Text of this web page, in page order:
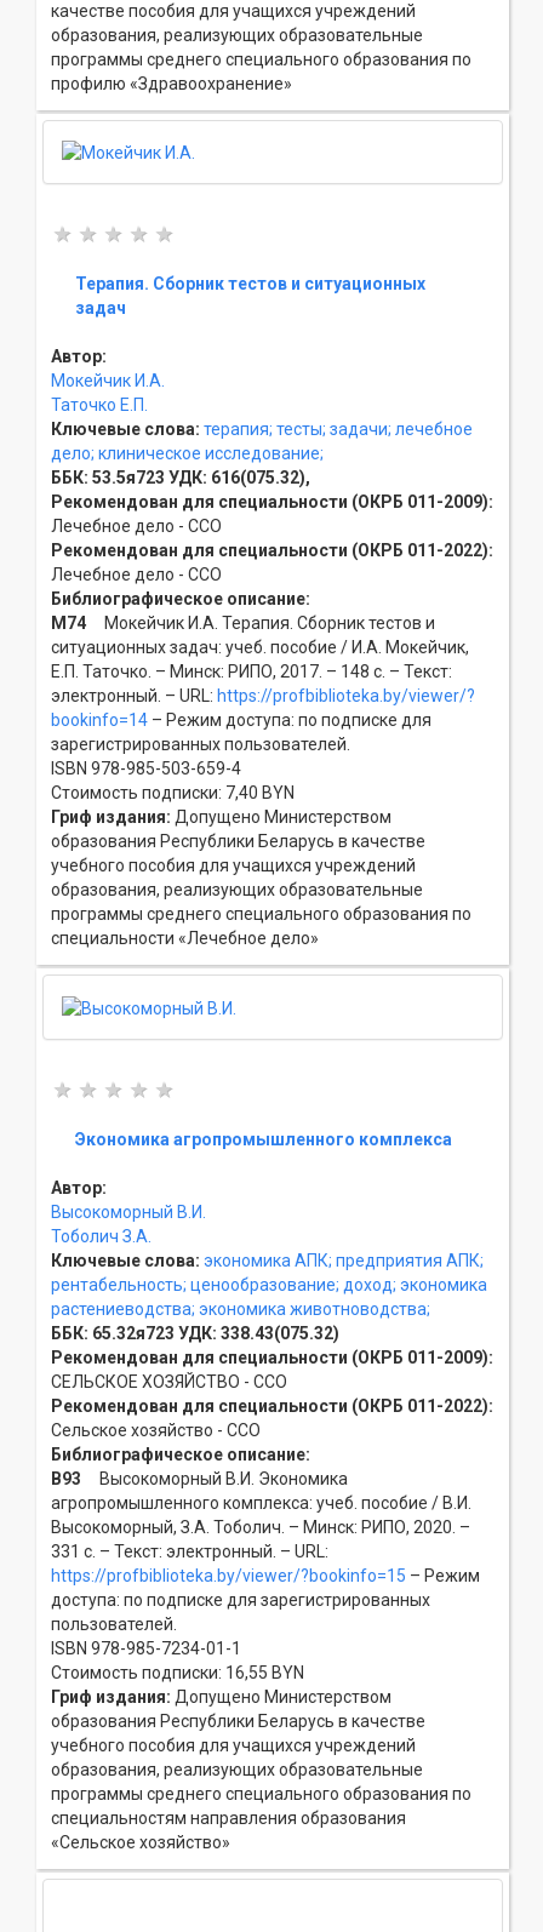
качестве пособия для учащихся учреждений
образования, реализующих образовательные
программы среднего специального образования по
профилю «Здравоохранение»
Терапия. Сборник тестов и ситуационных
задач
Автор:
Мокейчик И.А.
Таточко Е.П.
Ключевые слова: терапия; тесты; задачи; лечебное
дело; клиническое исследование;
ББК: 53.5я723 УДК: 616(075.32),
Рекомендован для специальности (ОКРБ 011-2009):
Лечебное дело - ССO
Рекомендован для специальности (ОКРБ 011-2022):
Лечебное дело - ССO
Библиографическое описание:
М74 Мокейчик И.А. Терапия. Сборник тестов и
ситуационных задач: учеб. пособие / И.А. Мокейчик,
Е.П. Таточко. – Минск: РИПО, 2017. – 148 с. – Текст:
электронный. – URL: https://profbiblioteka.by/viewer/?
bookinfo=14 – Режим доступа: по подписке для
зарегистрированных пользователей.
ISBN 978-985-503-659-4
Стоимость подписки: 7,40 BYN
Гриф издания: Допущено Министерством
образования Республики Беларусь в качестве
учебного пособия для учащихся учреждений
образования, реализующих образовательные
программы среднего специального образования по
специальности «Лечебное дело»
Экономика агропромышленного комплекса
Автор:
Высокоморный В.И.
Тоболич З.А.
Ключевые слова: экономика АПК; предприятия АПК;
рентабельность; ценообразование; доход; экономика
растениеводства; экономика животноводства;
ББК: 65.32я723 УДК: 338.43(075.32)
Рекомендован для специальности (ОКРБ 011-2009):
СЕЛЬСКОЕ ХОЗЯЙСТВО - ССO
Рекомендован для специальности (ОКРБ 011-2022):
Сельское хозяйство - ССO
Библиографическое описание:
В93 Высокоморный В.И. Экономика
агропромышленного комплекса: учеб. пособие / В.И.
Высокоморный, З.А. Тоболич. – Минск: РИПО, 2020. –
331 с. – Текст: электронный. – URL:
https://profbiblioteka.by/viewer/?bookinfo=15 – Режим
доступа: по подписке для зарегистрированных
пользователей.
ISBN 978-985-7234-01-1
Стоимость подписки: 16,55 BYN
Гриф издания: Допущено Министерством
образования Республики Беларусь в качестве
учебного пособия для учащихся учреждений
образования, реализующих образовательные
программы среднего специального образования по
специальностям направления образования
«Сельское хозяйство»